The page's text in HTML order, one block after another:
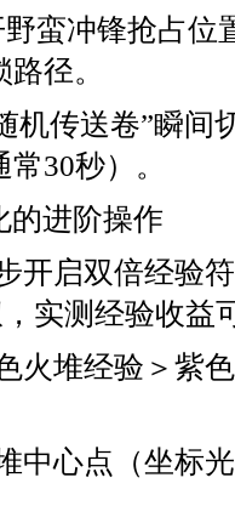
蛮冲锋抢占位
径。
机传送卷”瞬间
30秒）。
的进阶操作
开启双倍经验
实测经验收益
火堆经验＞紫
中心点（坐标